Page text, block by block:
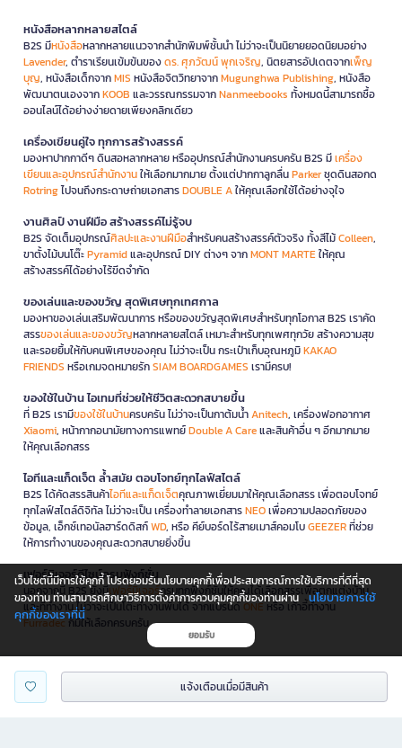
แจ้งเตือนเมื่อมีสินค้า
หนังสือหลากหลายสไตล์
B2S มีหนังสือหลากหลายแนวจากสำนักพิมพ์ชั้นนำ ไม่ว่าจะเป็นนิยายยอดนิยมอย่าง
Lavender, ตำราเรียนเข้มข้นของดร. ศุภวัฒน์ พุกเจริญ, นิตยสารอัปเดตจากเพ็ญ
บุญ, หนังสือเด็กจากMIS หนังสือจิตวิทยาจากMugunghwa Publishing, หนังสือ
พัฒนาตนเองจากKOOB และวรรณกรรมจากNanmeebooks ทั้งหมดนี้สามารถซื้อ
ออนไลน์ได้อย่างง่ายดายเพียงคลิกเดียว
เครื่องเขียนคู่ใจ ทุกการสร้างสรรค์
มองหาปากกาดีๆ ดินสอหลากหลาย หรืออุปกรณ์สำนักงานครบครัน B2S มีเครื่อง
เขียนและอุปกรณ์สำนักงานให้เลือกมากมาย ตั้งแต่ปากกาลูกลื่นParkerชุดดินสอกด
Rotringไปจนถึงกระดาษถ่ายเอกสารDOUBLE Aให้คุณเลือกใช้ได้อย่างจุใจ
งานศิลป์ งานฝีมือ สร้างสรรค์ไม่รู้จบ
B2S จัดเต็มอุปกรณ์ศิลปะและงานฝีมือสำหรับคนสร้างสรรค์ตัวจริง ทั้งสีไม้Colleen,
ขาตั้งไม้บนโต๊ะPyramidและอุปกรณ์ DIY ต่างๆ จากMONT MARTEให้คุณ
สร้างสรรค์ได้อย่างไร้ขีดจำกัด
ของเล่นและของขวัญ สุดพิเศษทุกเทศกาล
มองหาของเล่นเสริมพัฒนาการ หรือของขวัญสุดพิเศษสำหรับทุกโอกาส B2S เราคัด
สรรของเล่นและของขวัญหลากหลายสไตล์ เหมาะสำหรับทุกเพศทุกวัย สร้างความสุข
และรอยยิ้มให้กับคนพิเศษของคุณ ไม่ว่าจะเป็น กระเป๋าเก็บอุณหภูมิKAKAO
FRIENDS หรือเกมจดหมายรักSIAM BOARDGAMES เรามีครบ!
ของใช้ในบ้าน ไอเทมที่ช่วยให้ชีวิตสะดวกสบายขึ้น
ที่ B2S เรามีของใช้ในบ้านครบครัน ไม่ว่าจะเป็นกาต้มน้ำAnitech, เครื่องฟอกอากาศ
Xiaomi, หน้ากากอนามัยทางการแพทย์Double A Careและสินค้าอื่น ๆ อีกมากมาย
ให้คุณเลือกสรร
ไอทีและแก็ดเจ็ต ล้ำสมัย ตอบโจทย์ทุกไลฟ์สไตล์
B2S ได้คัดสรรสินค้าไอทีและแก็ดเจ็ตคุณภาพเยี่ยมมาให้คุณเลือกสรร เพื่อตอบโจทย์
ทุกไลฟ์สไตล์ดิจิทัล ไม่ว่าจะเป็น เครื่องทำลายเอกสารNEOเพื่อความปลอดภัยของ
ข้อมูล, เอ็กซ์เทอนัลฮาร์ดดิสก์WD, หรือ คีย์บอร์ดไร้สายเมาส์คอมโบGEEZERที่ช่วย
ให้การทำงานของคุณสะดวกสบายยิ่งขึ้น
เฟอร์นิเจอร์ดีไซน์ครบฟังก์ชั่น
นอกจากนี้ B2S ยังมีเฟอร์นิเจอร์ครบทุกฟังก์ชันให้คุณได้เลือกสรรเพื่อตกแต่งบ้าน
และที่ทำงาน ไม่ว่าจะเป็นโต๊ะทำงานพับได้ จากแบรนด์ONEหรือ เก้าอี้ทำงาน
Furradec ก็มีให้เลือกครบครัน
โปรโมชั่นและสิทธิพิเศษ
B2S จัดเต็มโปรโมชั่นและสิทธิพิเศษมากมายให้คุณเลือกช้อปออนไลน์ได้อย่างจุใจ
อัปเดตทุกเดือนกับแคมเปญลดราคาแรง
เว็บไซต์นี้มีการใช้คุกกี้ โปรดยอมรับนโยบายคุกกี้เพื่อประสบการณ์การใช้บริการที่ดีที่สุด
ของท่าน ท่านสามารถศึกษาวิธีการตั้งค่าการควบคุมคุกกี้ของท่านผ่าน นโยบายการใช้
คุกกี้ของเราที่นี่
ยอมรับ